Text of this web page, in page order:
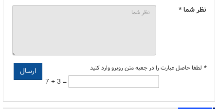
نظر شما *
* لطفا حاصل عبارت را در جعبه متن روبرو وارد کنید
7 + 3 =